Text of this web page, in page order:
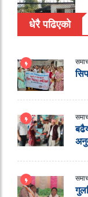
धेरै पढिएको